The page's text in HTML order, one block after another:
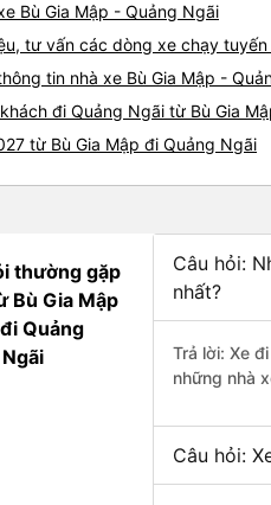
Bù Gia Mập - Quảng Ngãi
tư vấn các dòng xe chạy
tin nhà xe Bù Gia Mập -
đi Quảng Ngãi từ Bù Gia
từ Bù Gia Mập đi Quảng Ngãi
thường gặp
Bù Gia Mập
Quảng
Câu hỏi:
nhất?
Trả lời: Xe
những nhà
Câu hỏi: